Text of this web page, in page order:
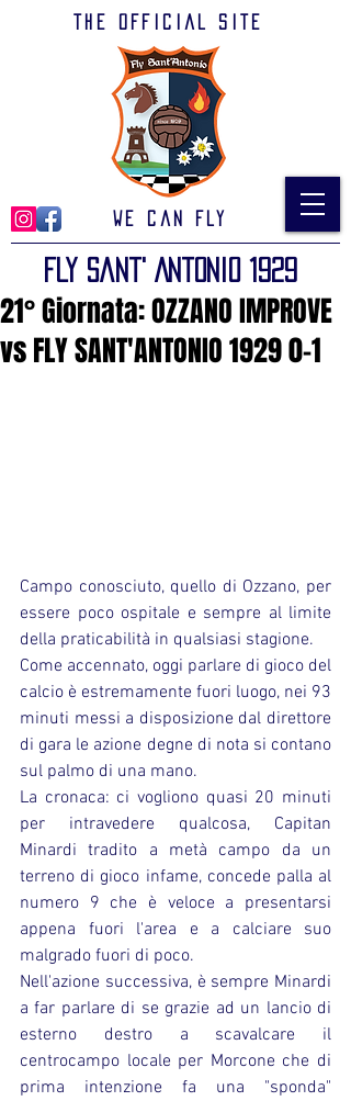
The official site
We can Fly
Fly Sant' Antonio 1929
21° Giornata: OZZANO IMPROVE
vs FLY SANT'ANTONIO 1929 0-1
Campo conosciuto, quello di Ozzano, per
essere poco ospitale e sempre al limite
della praticabilità in qualsiasi stagione.
Come accennato, oggi parlare di gioco del
calcio è estremamente fuori luogo, nei 93
minuti messi a disposizione dal direttore
di gara le azione degne di nota si contano
sul palmo di una mano.
La cronaca: ci vogliono quasi 20 minuti
per intravedere qualcosa, Capitan
Minardi tradito a metà campo da un
terreno di gioco infame, concede palla al
numero 9 che è veloce a presentarsi
appena fuori l'area e a calciare suo
malgrado fuori di poco.
Nell'azione successiva, è sempre Minardi
a far parlare di se grazie ad un lancio di
esterno destro a scavalcare il
centrocampo locale per Morcone che di
prima intenzione fa una "sponda"